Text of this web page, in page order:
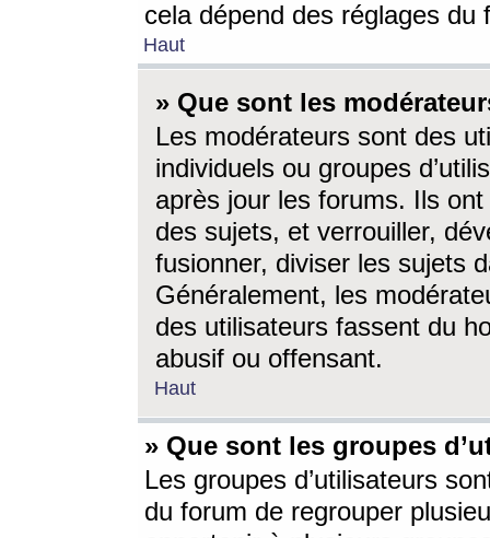
cela dépend des réglages du
Haut
» Que sont les
Les modérateurs sont des
individuels ou groupes
après jour les forums. Ils ont
des sujets, et verrouiller,
fusionner, diviser les sujets
Généralement, les
des utilisateurs fassent du
abusif ou offensant.
Haut
» Que sont les groupes
Les groupes d’utilisateurs
du forum de regrouper